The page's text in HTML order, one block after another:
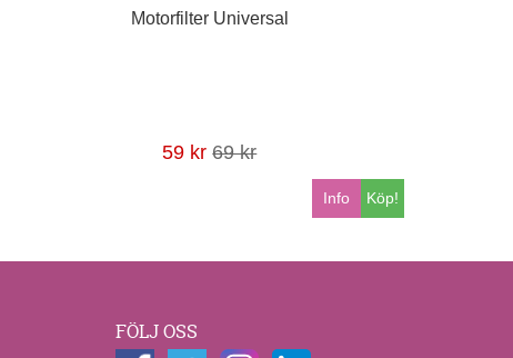
Motorfilter Universal
59 kr 69 kr
Köp!
Info
FÖLJ OSS